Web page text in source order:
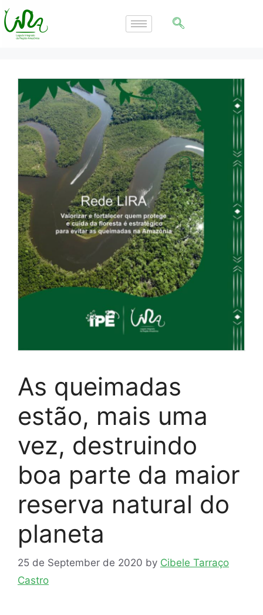
As queimadas
estão, mais uma
vez, destruindo
boa parte da maior
reserva natural do
planeta
25 de September de 2020 by Cibele Tarraço
Castro